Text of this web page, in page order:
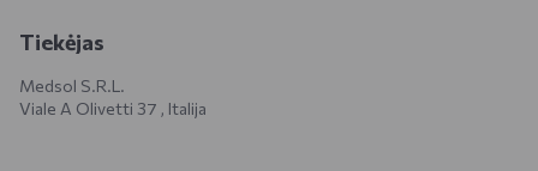
Tiekėjas
Medsol S.R.L.
Viale A Olivetti 37 , Italija